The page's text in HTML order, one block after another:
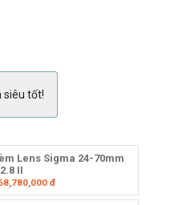
siêu tốt!
Lens Sigma 24-70mm
II
đ